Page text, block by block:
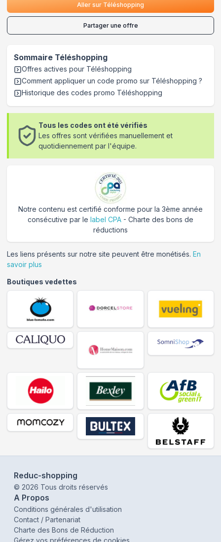
Aller sur Téléshopping
Partager une offre
Sommaire Téléshopping
Offres actives pour Téléshopping
Comment appliquer un code promo sur Téléshopping ?
Historique des codes promo Téléshopping
Tous les codes ont été vérifiés
Les offres sont vérifiées manuellement et
quotidiennement par l'équipe.
Notre contenu est certifié conforme pour la 3ème année
consécutive par le label CPA - Charte des bons de
réductions
Les liens présents sur notre site peuvent être monétisés. En
savoir plus
Boutiques vedettes
Reduc-shopping
© 2026 Tous droits réservés
A Propos
Conditions générales d'utilisation
Contact / Partenariat
Charte des Bons de Réduction
Gérez vos préférences de cookies